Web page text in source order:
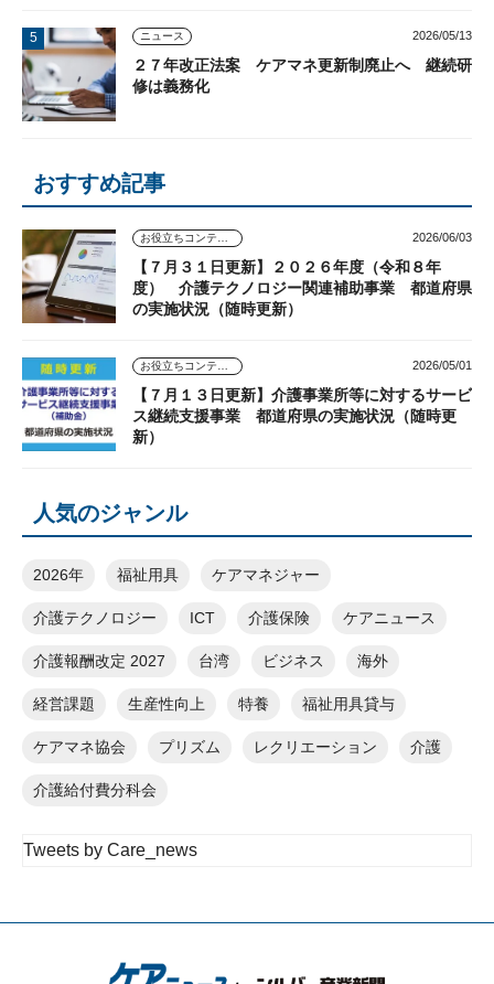
ニュース 2026/05/13
２７年改正法案 ケアマネ更新制廃止へ 継続研
修は義務化
おすすめ記事
2026/06/03
【７月３１日更新】２０２６年度（令和８年
度） 介護テクノロジー関連補助事業 都道府県
の実施状況（随時更新）
2026/05/01
【７月１３日更新】介護事業所等に対するサービ
ス継続支援事業 都道府県の実施状況（随時更
新）
人気のジャンル
2026年 福祉用具 ケアマネジャー
介護テクノロジー ICT 介護保険 ケアニュース
介護報酬改定 2027 台湾 ビジネス 海外
経営課題 生産性向上 特養 福祉用具貸与
ケアマネ協会 プリズム レクリエーション 介護
介護給付費分科会
Tweets by Care_news